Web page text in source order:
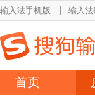
输入法手机版 输入法
首页